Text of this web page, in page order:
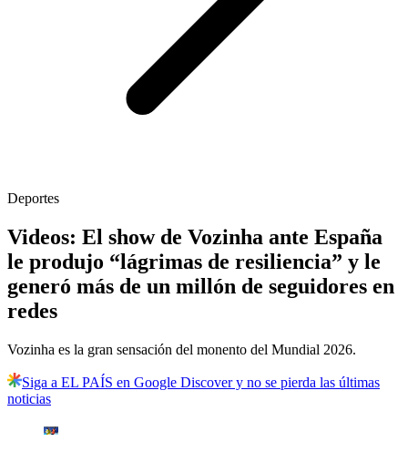
Deportes
Videos: El show de Vozinha ante España
le produjo “lágrimas de resiliencia” y le
generó más de un millón de seguidores en
redes
Vozinha es la gran sensación del monento del Mundial 2026.
Siga a EL PAÍS en Google Discover y no se pierda las últimas
noticias